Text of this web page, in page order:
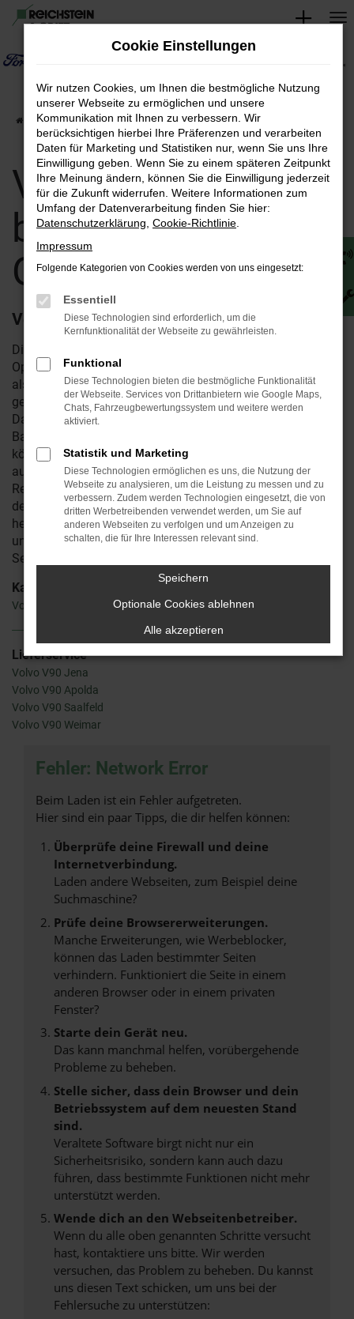
Zum
springen
Startseite Volvo Volvo V90 kaufen bei Reichstein & Opitz
Volvo V90 kaufen
bei Reichstein &
Opitz
Volvo V90 – günstig bei Reichstein & Opitz
Die Zeit ist reif für einen Volvo V90. Wir von Reichstein &
Opitz bieten Ihnen dieses faszinierende Fahrzeug sowohl
als Neuwagen bzw. Tageszulassung als auch in
gebrauchten Ausführungen sowie als Jahreswagen.
Darüber hinaus dürfen Sie sich bei uns auf eine große
Bandbreite an direkt verfügbaren Fahrzeugen freuen und
können in den meisten Fällen sowohl die Lackierung als
auch Motorisierung und Ausstattung frei wählen.
Reichstein & Opitz verkauft bereits seit 1990 Fahrzeuge wie
den Volvo V90 und hat sich in all den Jahren einen
hervorragenden Namen erarbeitet. Der Grund hierfür liegt in
unserer klaren Kundenorientierung und dem besonderen
Service, mit dem wir immer wieder punkten.
Kategorie
Volvo V90 Gebrauchtwagen
Lieferservice
Volvo V90 Jena
Volvo V90 Apolda
Volvo V90 Saalfeld
Volvo V90 Weimar
Fehler: Network Error
Beim Laden ist ein Fehler aufgetreten.
Hier sind ein paar Tipps, die dir helfen können:
Überprüfe deine Firewall und deine
Internetverbindung.
Laden andere Webseiten, zum Beispiel deine
Suchmaschine?
Prüfe deine Browsererweiterungen.
Manche Erweiterungen, wie Werbeblocker,
können das Laden bestimmter Seiten
verhindern. Funktioniert die Seite in einem
anderen Browser oder in einem privaten
Fenster?
Starte dein Gerät neu.
Das kann manchmal helfen, vorübergehende
Probleme zu beheben.
Stelle sicher, dass dein Browser und dein
Betriebssystem auf dem neuesten Stand
sind.
Veraltete Software birgt nicht nur ein
Sicherheitsrisiko, sondern kann auch dazu
führen, dass bestimmte Funktionen nicht mehr
unterstützt werden.
Wende dich an den Webseitenbetreiber.
Wenn du alle oben genannten Schritte versucht
hast, kontaktiere uns bitte. Wir werden
versuchen, das Problem zu beheben. Du kannst
uns diesen Text schicken, um uns bei der
Fehlersuche zu unterstützen:
Cookie Einstellungen
Wir nutzen Cookies, um Ihnen die bestmögliche Nutzung
unserer Webseite zu ermöglichen und unsere
Kommunikation mit Ihnen zu verbessern. Wir
berücksichtigen hierbei Ihre Präferenzen und verarbeiten
Daten für Marketing und Statistiken nur, wenn Sie uns Ihre
Einwilligung geben. Wenn Sie zu einem späteren Zeitpunkt
Ihre Meinung ändern, können Sie die Einwilligung jederzeit
für die Zukunft widerrufen. Weitere Informationen zum
Umfang der Datenverarbeitung finden Sie hier:
Datenschutzerklärung Cookie-Richtlinie
Impressum
Folgende Kategorien von Cookies werden von uns eingesetzt:
Essentiell
Diese Technologien sind erforderlich, um die
Kernfunktionalität der Webseite zu gewährleisten.
Funktional
Diese Technologien bieten die bestmögliche Funktionalität
der Webseite. Services von Drittanbietern wie Google Maps,
Chats, Fahrzeugbewertungssystem und weitere werden
aktiviert.
Statistik und Marketing
Diese Technologien ermöglichen es uns, die Nutzung der
Webseite zu analysieren, um die Leistung zu messen und zu
verbessern. Zudem werden Technologien eingesetzt, die von
dritten Werbetreibenden verwendet werden, um Sie auf
anderen Webseiten zu verfolgen und um Anzeigen zu
schalten, die für Ihre Interessen relevant sind.
Speichern
Optionale Cookies ablehnen
Alle akzeptieren